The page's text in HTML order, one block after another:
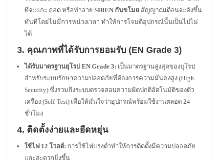
ที่จะแกะ ถอด หรือทำลาย SIREN กันขโมย สัญญาณเตือนจะดังขึ้น
ทันทีโดยไม่มีการหน่วงเวลา ทำให้การโจมตีอุปกรณ์นั้นเป็นไปไม่
ได้
3. คุณภาพที่ได้รับการยอมรับ (EN Grade 3)
ได้รับมาตรฐานยุโรป EN Grade 3: เป็นมาตรฐานสูงสุดของยุโรป
สำหรับระบบรักษาความปลอดภัยที่ต้องการความมั่นคงสูง (High
Security) ซึ่งรวมถึงระบบตรวจสอบความผิดปกติอัตโนมัติของตัว
เครื่อง (Self-Test) เพื่อให้มั่นใจว่าอุปกรณ์พร้อมใช้งานตลอด 24
ชั่วโมง
4. ติดตั้งง่ายและยืดหยุ่น
ใช้ไฟ 12 โวลต์: การใช้ไฟแรงต่ำทำให้การติดตั้งมีความปลอดภัย
และสะดวกยิ่งขึ้น